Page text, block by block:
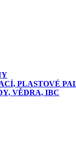
PLASTOVÉ
VĚDRA, IBC